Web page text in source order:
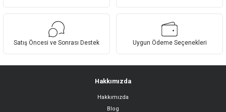
Bu ürüne benzer farklı alternatifler olmalı.
Gönder
Satış Öncesi ve Sonrası Destek Uygun Ödeme Seçenekleri
Hakkımızda
Hakkımızda
Blog